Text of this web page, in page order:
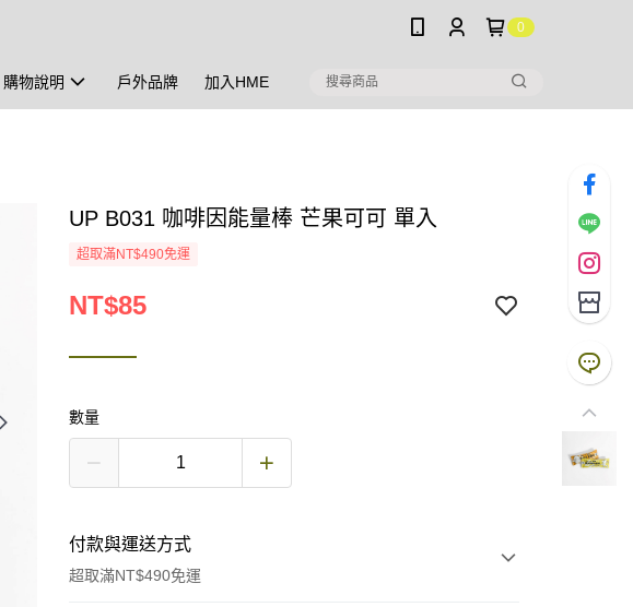
0
購物說明 戶外品牌 加入HME
UP B031 咖啡因能量棒 芒果可可 單入
超取滿NT$490免運
NT$85
數量
付款與運送方式
超取滿NT$490免運